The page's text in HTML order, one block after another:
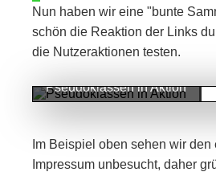
Nun haben wir eine "bunte
schön die Reaktion der Links
die Nutzeraktionen testen.
Pseudoklassen in Aktion
Im Beispiel oben sehen wir den
Impressum unbesucht, daher